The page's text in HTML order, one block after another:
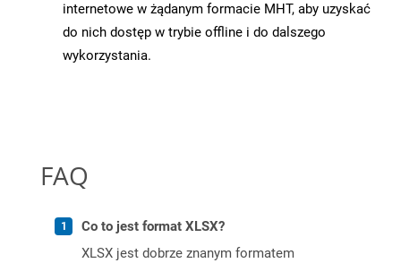
internetowe w żądanym formacie MHT, aby uzyskać
do nich dostęp w trybie offline i do dalszego
wykorzystania.
FAQ
Co to jest format XLSX?
XLSX jest dobrze znanym formatem